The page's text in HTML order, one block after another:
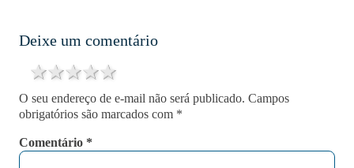
Deixe um comentário
4 stars
3 stars
2 stars
1 star
O seu endereço de e-mail não será publicado. Campos
obrigatórios são marcados com *
Comentário *